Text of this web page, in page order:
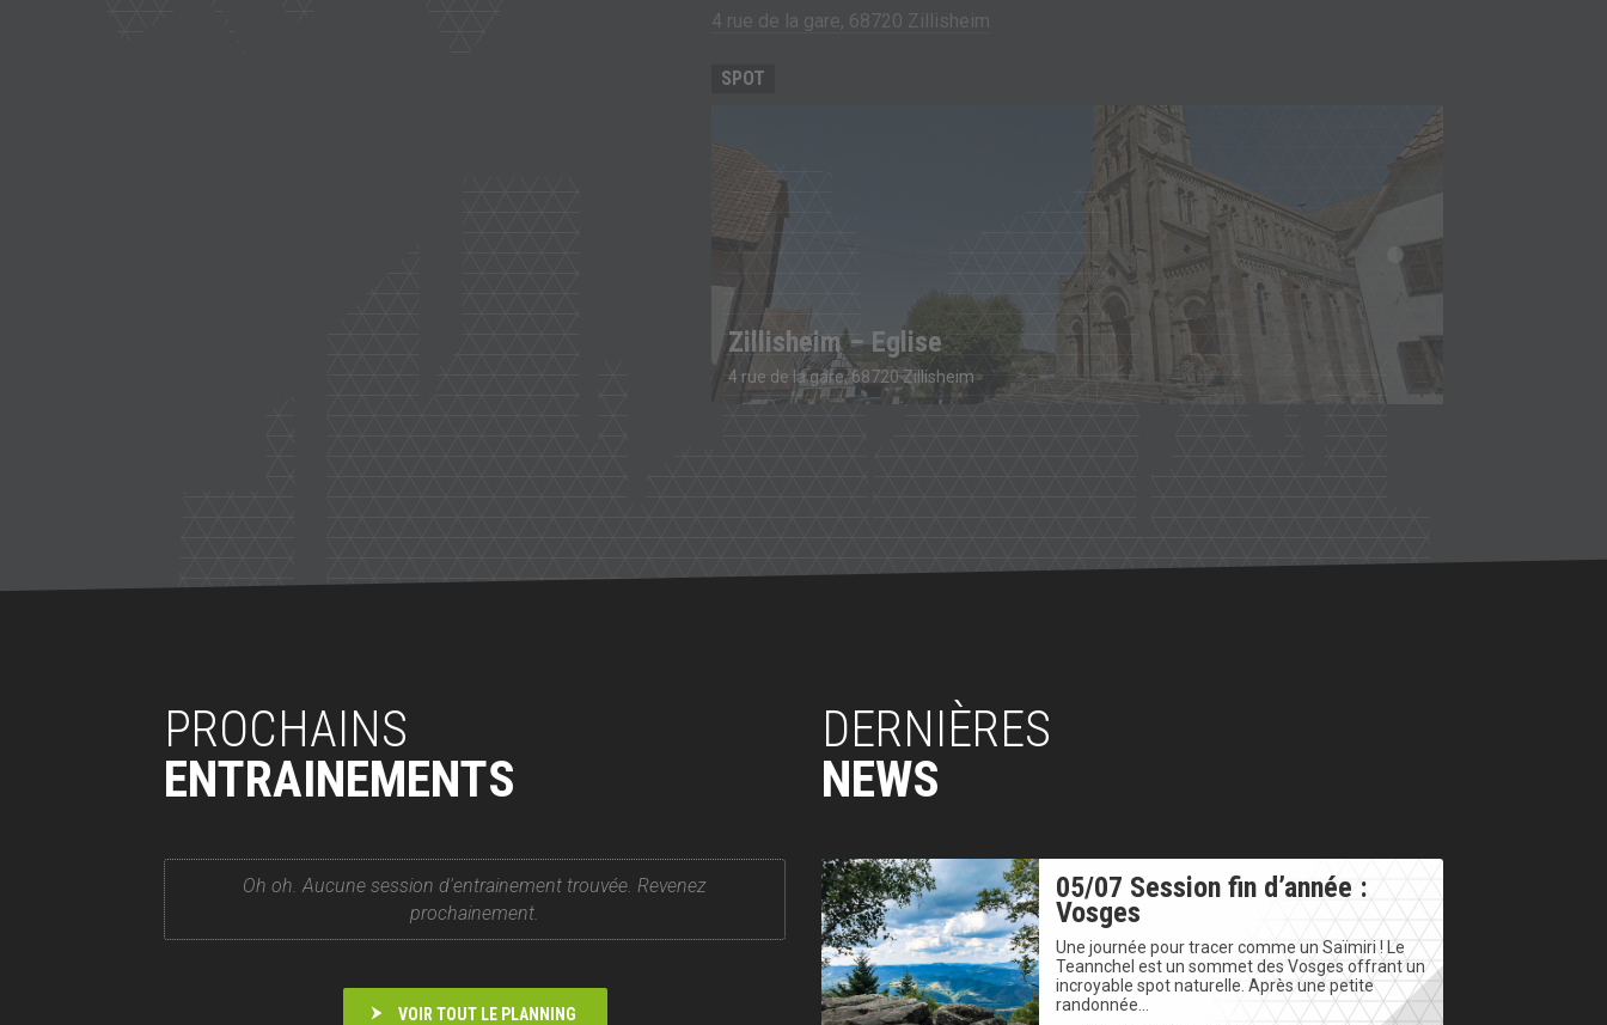
4 rue de la gare, 68720 Zillisheim
SPOT
Zillisheim – Eglise
4 rue de la gare, 68720 Zillisheim
PROCHAINS
ENTRAINEMENTS
Oh oh. Aucune session d'entrainement trouvée. Revenez
prochainement.
VOIR TOUT LE PLANNING
DERNIÈRES
NEWS
05/07 Session fin d’année :
Vosges
Une journée pour tracer comme un Saïmiri ! Le
Teannchel est un sommet des Vosges offrant un
incroyable spot naturelle. Après une petite
randonnée…